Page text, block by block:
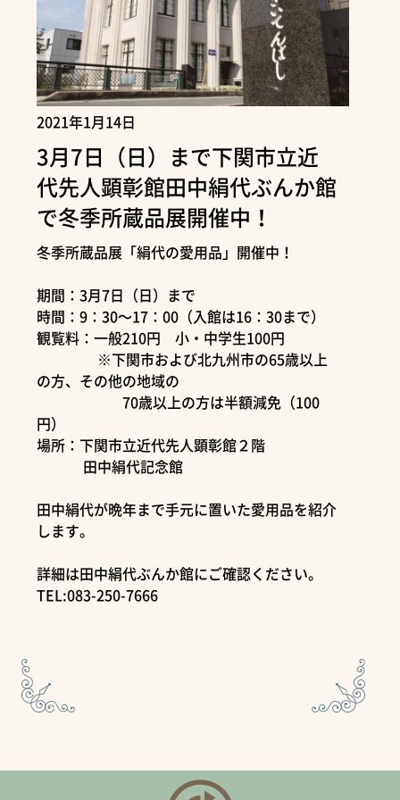
2021年1月14日
3月7日（日）まで下関市立近
代先人顕彰館田中絹代ぶんか館
で冬季所蔵品展開催中！
冬季所蔵品展「絹代の愛用品」開催中！
期間：3月7日（日）まで
時間：9：30～17：00（入館は16：30まで）
観覧料：一般210円 小・中学生100円
※下関市および北九州市の65歳以上
の方、その他の地域の
70歳以上の方は半額減免（100
円）
場所：下関市立近代先人顕彰館２階
田中絹代記念館
田中絹代が晩年まで手元に置いた愛用品を紹介
します。
詳細は田中絹代ぶんか館にご確認ください。
TEL:083-250-7666